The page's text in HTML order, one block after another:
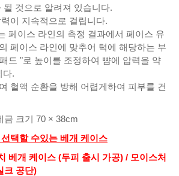
될 것으로 알려져 있습니다.
이 지속적으로 걸립니다.
페이스 라인의 측정 결과에서 페이스 유
페이스 라인에 맞추어 턱에 해당하는 부
드 "로 높이를 조정하여 뺨에 압력을 약
다.
혈액 순환을 방해 어렵게하여 피부를 건
금 크기 70 × 38cm
택할 수있는 베개 케이스
베개 케이스 (두피 출시 가공) / 모이스처
크 공단)